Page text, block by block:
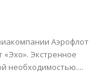
Аэрофлот
Экстренное
необходимостью....